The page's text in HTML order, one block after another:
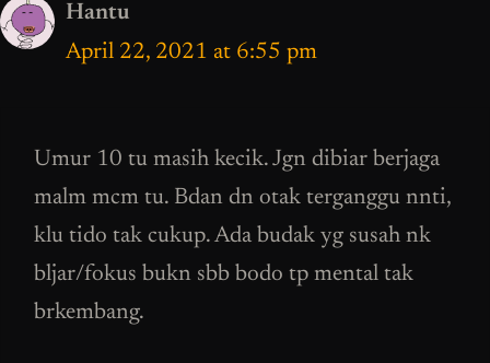
Hantu
April 22, 2021 at 6:55 pm
Umur 10 tu masih kecik. Jgn dibiar berjaga
malm mcm tu. Bdan dn otak terganggu nnti,
klu tido tak cukup. Ada budak yg susah nk
bljar/fokus bukn sbb bodo tp mental tak
brkembang.